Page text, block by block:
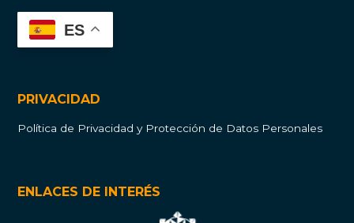
ES
PRIVACIDAD
Política de Privacidad y Protección de Datos Personales
ENLACES DE INTERÉS